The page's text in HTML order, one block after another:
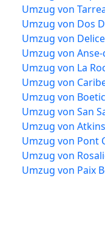
Umzug von
Umzug von Dos
Umzug von
Umzug von
Umzug von La
Umzug von
Umzug von
Umzug von San
Umzug von
Umzug von Pont
Umzug von
Umzug von Paix